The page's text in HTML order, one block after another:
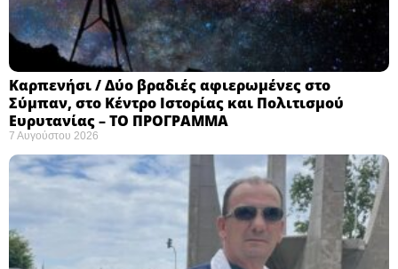
Καρπενήσι / Δύο βραδιές αφιερωμένες στο
Σύμπαν, στο Κέντρο Ιστορίας και Πολιτισμού
Ευρυτανίας – ΤΟ ΠΡΟΓΡΑΜΜΑ
7 Αυγούστου 2026